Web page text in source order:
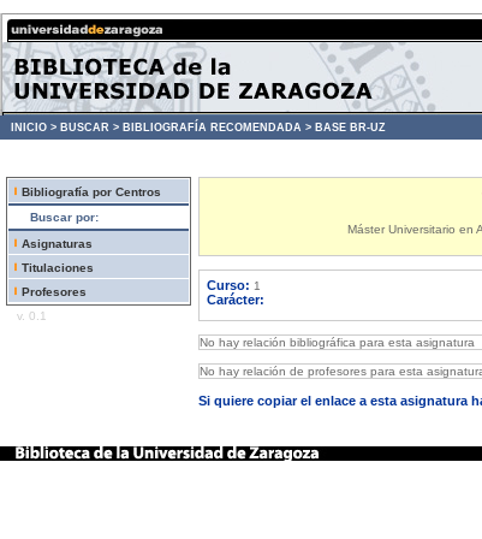
INICIO > BUSCAR > BIBLIOGRAFÍA RECOMENDADA > BASE BR-UZ
Bibliografía por Centros
Buscar por:
Asignaturas
Titulaciones
Profesores
v. 0.1
Máster Universitario en
Curso: 1
Carácter:
No hay relación bibliográfica para esta asignatura
No hay relación de profesores para esta
Si quiere copiar el enlace a esta asignatura